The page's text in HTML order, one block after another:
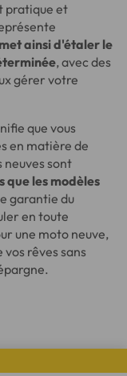
pratique et
ainsi d'étaler le
, avec des
gérer votre
que vous
en matière de
sont
que les modèles
garantie du
en toute
une moto neuve,
rêves sans